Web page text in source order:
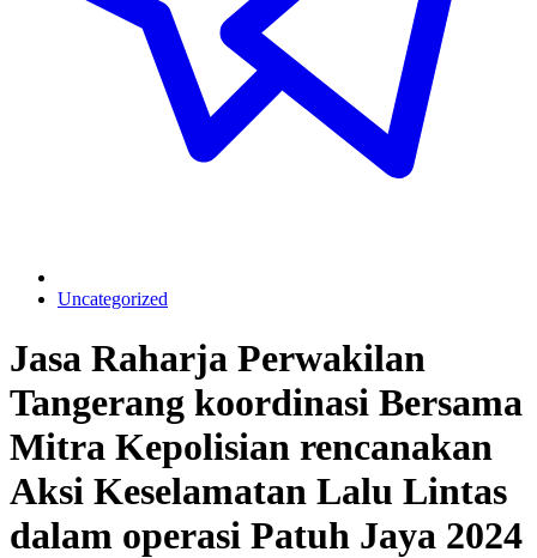
Uncategorized
Jasa Raharja Perwakilan
Tangerang koordinasi Bersama
Mitra Kepolisian rencanakan
Aksi Keselamatan Lalu Lintas
dalam operasi Patuh Jaya 2024